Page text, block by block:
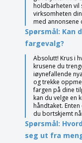
holdbarheten vil
virksomheten
med annonsene
Spørsmål: Kan
fargevalg?
Absolutt! Krus i
krusene du
iøynefallende
og trekke
fargen på dine
kan du velge en
håndtaket.
du bortskjemt
Spørsmål:
seg ut fra